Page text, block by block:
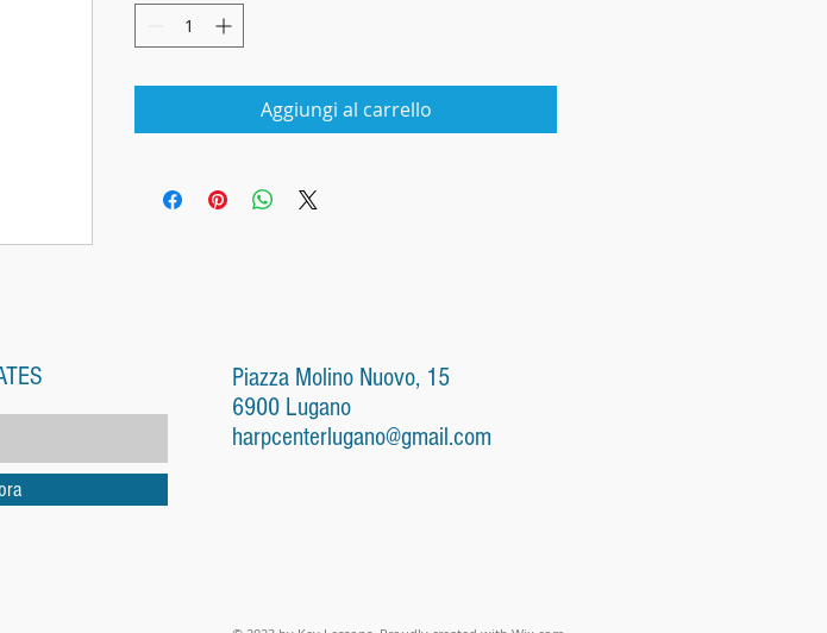
Aggiungi al carrello
Piazza Molino Nuovo, 15
6900 Lugano
harpcenterlugano@gmail.com